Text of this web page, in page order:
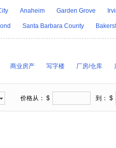
罗拉多CO 新墨西哥NM 康州CT
特拉华DE 罗得岛RI 南卡罗来
弗吉尼亚WV 威斯康星WI 怀俄明
Anaheim Garden Grove
Santa Barbara County
商业房产 写字楼 厂房/仓库
价格从： $ 到： $